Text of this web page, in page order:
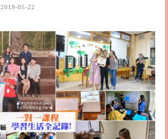
2019-05-22